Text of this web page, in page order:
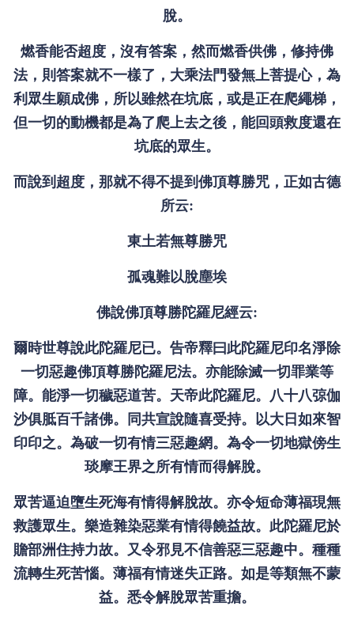
脫。
燃香能否超度，沒有答案，然而燃香供佛，修持佛
法，則答案就不一樣了，大乘法門發無上菩提心，為
利眾生願成佛，所以雖然在坑底，或是正在爬繩梯，
但一切的動機都是為了爬上去之後，能回頭救度還在
坑底的眾生。
而說到超度，那就不得不提到佛頂尊勝咒，正如古德
所云:
東土若無尊勝咒
孤魂難以脫塵埃
佛說佛頂尊勝陀羅尼經云:
爾時世尊說此陀羅尼已。告帝釋曰此陀羅尼印名淨除
一切惡趣佛頂尊勝陀羅尼法。亦能除滅一切罪業等
障。能淨一切穢惡道苦。天帝此陀羅尼。八十八弶伽
沙俱胝百千諸佛。同共宣說隨喜受持。以大日如來智
印印之。為破一切有情三惡趣網。為令一切地獄傍生
琰摩王界之所有情而得解脫。
眾苦逼迫墮生死海有情得解脫故。亦令短命薄福現無
救護眾生。樂造雜染惡業有情得饒益故。此陀羅尼於
贍部洲住持力故。又令邪見不信善惡三惡趣中。種種
流轉生死苦惱。薄福有情迷失正路。如是等類無不蒙
益。悉令解脫眾苦重擔。